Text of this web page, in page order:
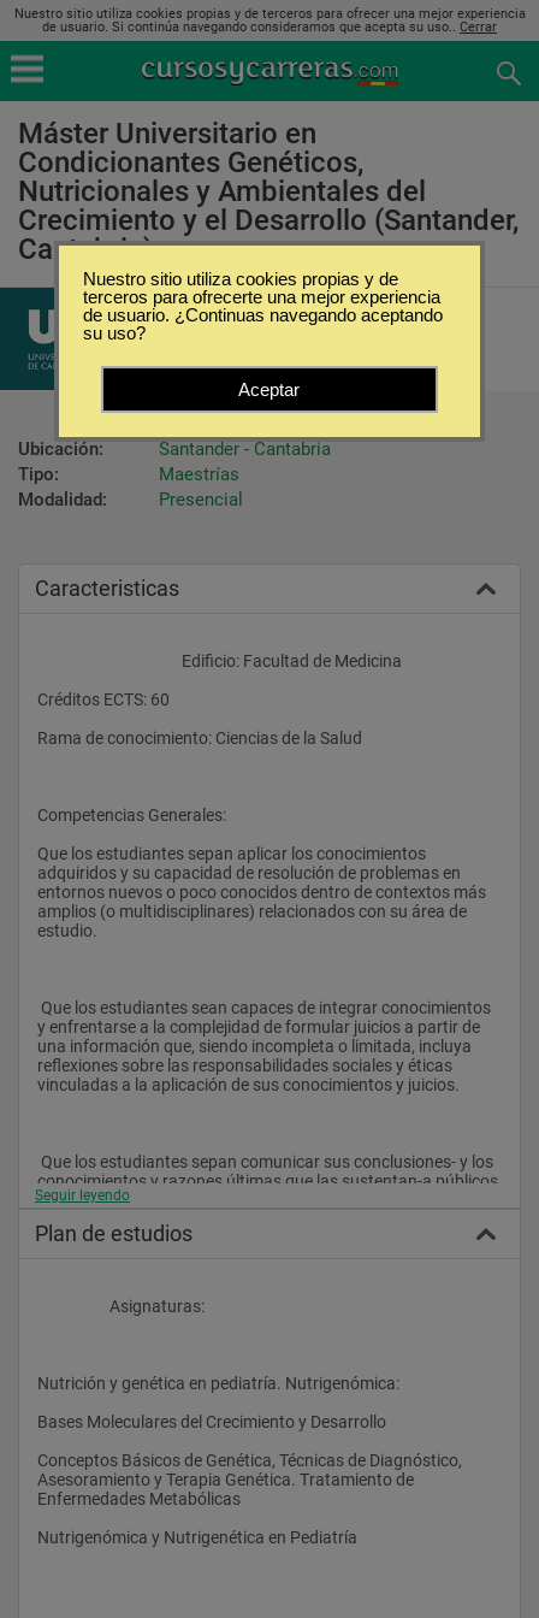
Nuestro sitio utiliza cookies propias y de terceros para ofrecer una mejor experiencia
de usuario. Si continúa navegando consideramos que acepta su uso.. Cerrar
Máster Universitario en
Condicionantes Genéticos,
Nutricionales y Ambientales del
Crecimiento y el Desarrollo (Santander,
Cantabria)
Universidad de Cantabria
Ubicación:
Santander - Cantabria
Tipo:
Maestrías
Modalidad:
Presencial
Caracteristicas
					Edificio: Facultad de Medicina
Créditos ECTS: 60
Rama de conocimiento: Ciencias de la Salud
Competencias Generales:
Que los estudiantes sepan aplicar los conocimientos
adquiridos y su capacidad de resolución de problemas en
entornos nuevos o poco conocidos dentro de contextos más
amplios (o multidisciplinares) relacionados con su área de
estudio.
y enfrentarse a la complejidad de formular juicios a partir de
una información que, siendo incompleta o limitada, incluya
reflexiones sobre las responsabilidades sociales y éticas
vinculadas a la aplicación de sus conocimientos y juicios.
conocimientos y razones últimas que las sustentan-a públicos
especializados y no especializados de un modo claro y sin
que les permitan continuar estudiando de un modo que habrá
Competencias Específicas:
Aplicar los conocimientos anteriores a futuras situaciones
profesionales y desarrollar competencias relacionadas con la
elaboración y defensa de argumentos y resolución de
problemas dentro de su área de estudio. Esto incluye las
Seguir leyendo
Plan de estudios
                    Asignaturas:
Nutrición y genética en pediatría. Nutrigenómica:
Bases Moleculares del Crecimiento y Desarrollo
Conceptos Básicos de Genética, Técnicas de Diagnóstico,
Asesoramiento y Terapia Genética. Tratamiento de
Enfermedades Metabólicas
Nutrigenómica y Nutrigenética en Pediatría
Nuestro sitio utiliza cookies propias y de
terceros para ofrecerte una mejor experiencia
de usuario. ¿Continuas navegando aceptando
su uso?
Aceptar